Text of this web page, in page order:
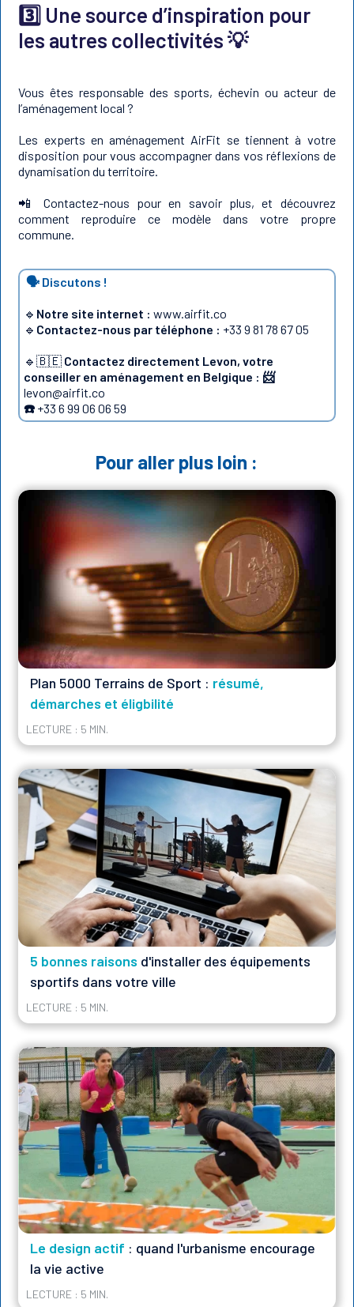
3️⃣ Une source d’inspiration pour
les autres collectivités 💡
Vous êtes responsable des sports, échevin ou acteur de
l’aménagement local ?
Les experts en aménagement AirFit se tiennent à votre
disposition pour vous accompagner dans vos réflexions de
dynamisation du territoire.
📲 Contactez-nous pour en savoir plus, et découvrez
comment reproduire ce modèle dans votre propre
commune.
🗣️ Discutons !
🔹 Notre site internet :www.airfit.co
🔹 Contactez-nous par téléphone : +33 9 81 78 67 05
🔹🇧🇪 Contactez directement Levon, votre
conseiller en aménagement en Belgique : 📨
levon@airfit.co
☎️ +33 6 99 06 06 59
Pour aller plus loin :
Plan 5000 Terrains de Sport : résumé,
démarches et éligbilité
LECTURE : 5 MIN.
5 bonnes raisons d'installer des équipements
sportifs dans votre ville
LECTURE : 5 MIN.
Le design actif : quand l'urbanisme encourage
la vie active
LECTURE : 5 MIN.